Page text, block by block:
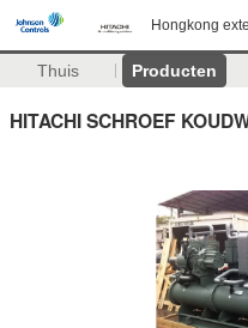
Hongkong
Thuis Producten
HITACHI SCHROEF